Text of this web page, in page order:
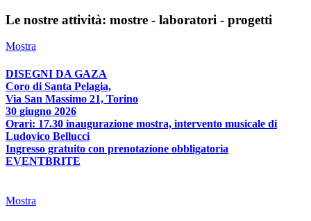
Le nostre attività: mostre - laboratori - progetti
Mostra
DISEGNI DA GAZA
Coro di Santa Pelagia,
Via San Massimo 21, Torino
30 giugno 2026
Orari: 17.30 inaugurazione mostra, intervento musicale di
Ludovico Bellucci
Ingresso gratuito con prenotazione obbligatoria
EVENTBRITE
Mostra